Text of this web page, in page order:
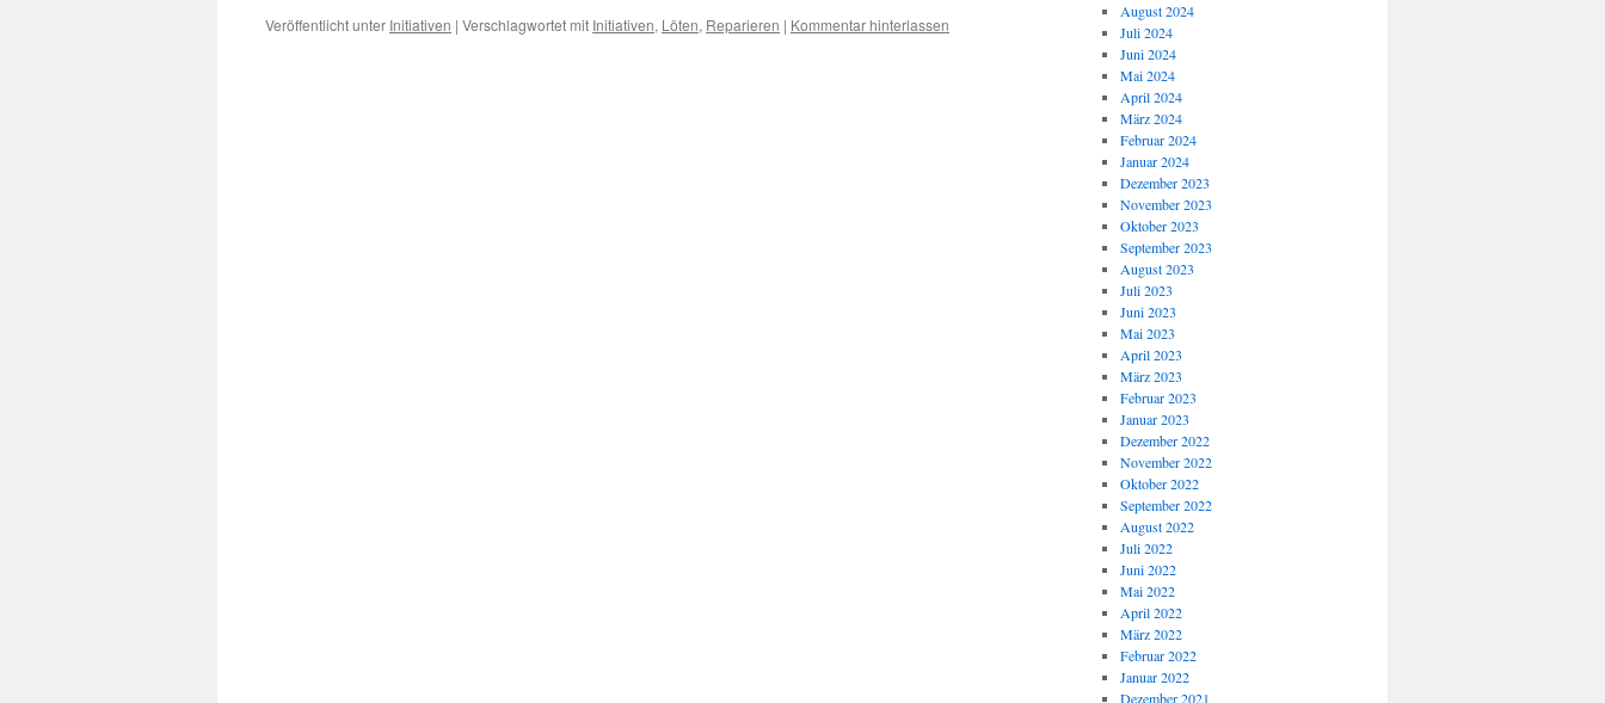
Veröffentlicht unter Initiativen | Verschlagwortet mit Initiativen, Löten, Reparieren | Kommentar hinterlassen
August 2024
Juli 2024
Juni 2024
Mai 2024
April 2024
März 2024
Februar 2024
Januar 2024
Dezember 2023
November 2023
Oktober 2023
September 2023
August 2023
Juli 2023
Juni 2023
Mai 2023
April 2023
März 2023
Februar 2023
Januar 2023
Dezember 2022
November 2022
Oktober 2022
September 2022
August 2022
Juli 2022
Juni 2022
Mai 2022
April 2022
März 2022
Februar 2022
Januar 2022
Dezember 2021